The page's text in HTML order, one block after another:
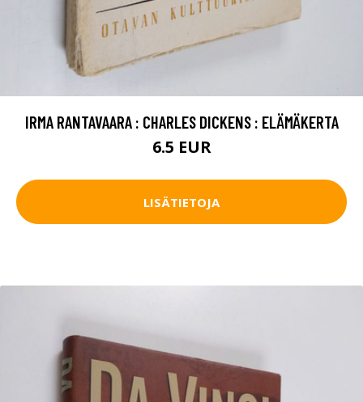
IRMA RANTAVAARA : CHARLES DICKENS : ELÄMÄKERTA
6.5 EUR
LISÄTIETOJA